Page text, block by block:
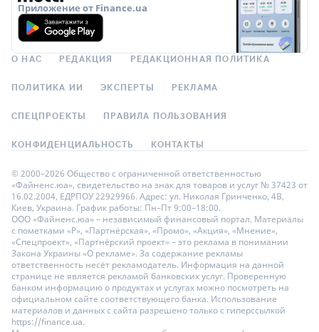
Приложение от Finance.ua
О НАС РЕДАКЦИЯ РЕДАКЦИОННАЯ ПОЛИТИКА
ПОЛИТИКА ИИ ЭКСПЕРТЫ РЕКЛАМА
СПЕЦПРОЕКТЫ ПРАВИЛА ПОЛЬЗОВАНИЯ
КОНФИДЕНЦИАЛЬНОСТЬ КОНТАКТЫ
© 2000–2026 Общество с ограниченной ответственностью
«Файненс.юа», свидетельство на знак для товаров и услуг № 37423 от
16.02.2004, ЕДРПОУ 22929966. Адрес: ул. Николая Гринченко, 4В,
Киев, Украина. График работы: Пн–Пт 9:00–18:00.
ООО «Файненс.юа» – независимый финансовый портал. Материалы
с пометками «Р», «Партнёрская», «Промо», «Акция», «Мнение»,
«Спецпроект», «Партнёрский проект» – это реклама в понимании
Закона Украины «О рекламе». За содержание рекламы
ответственность несёт рекламодатель. Информация на данной
странице не является рекламой банковских услуг. Проверенную
банком информацию о продуктах и услугах можно посмотреть на
официальном сайте соответствующего банка. Использование
материалов и данных с сайта разрешено только с гиперссылкой
https://finance.ua.